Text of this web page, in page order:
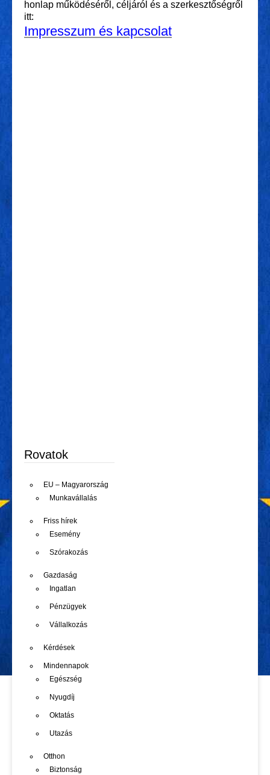
honlap működéséről, céljáról és a szerkesztőségről
itt:
Impresszum és kapcsolat
Rovatok
EU – Magyarország
Munkavállalás
Friss hírek
Esemény
Szórakozás
Gazdaság
Ingatlan
Pénzügyek
Vállalkozás
Kérdések
Mindennapok
Egészség
Nyugdíj
Oktatás
Utazás
Otthon
Biztonság